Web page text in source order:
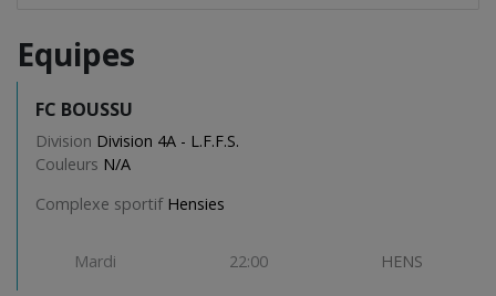
Equipes
FC BOUSSU
Division Division 4A - L.F.F.S.
Couleurs N/A
Complexe sportif Hensies
Mardi 22:00 HENS